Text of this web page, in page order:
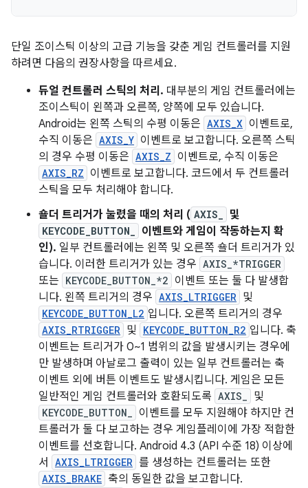
단일 조이스틱 이상의 고급 기능을 갖춘 게임 컨트롤러를 지원
하려면 다음의 권장사항을 따르세요.
듀얼 컨트롤러 스틱의 처리. 대부분의 게임 컨트롤러에는
조이스틱이 왼쪽과 오른쪽, 양쪽에 모두 있습니다.
Android는 왼쪽 스틱의 수평 이동은 AXIS_X 이벤트로,
수직 이동은 AXIS_Y 이벤트로 보고합니다. 오른쪽 스틱
의 경우 수평 이동은 AXIS_Z 이벤트로, 수직 이동은
AXIS_RZ 이벤트로 보고합니다. 코드에서 두 컨트롤러
스틱을 모두 처리해야 합니다.
숄더 트리거가 눌렸을 때의 처리 ( AXIS_ 및
KEYCODE_BUTTON_
이벤트와 게임이 작동하는지 확
인). 일부 컨트롤러에는 왼쪽 및 오른쪽 숄더 트리거가 있
습니다. 이러한 트리거가 있는 경우 AXIS_*TRIGGER
또는 KEYCODE_BUTTON_*2 이벤트 또는 둘 다 발생합
니다. 왼쪽 트리거의 경우 AXIS_LTRIGGER 및
KEYCODE_BUTTON_L2 입니다. 오른쪽 트리거의 경우
AXIS_RTRIGGER 및 KEYCODE_BUTTON_R2 입니다. 축
이벤트는 트리거가 0~1 범위의 값을 발생시키는 경우에
만 발생하며 아날로그 출력이 있는 일부 컨트롤러는 축
이벤트 외에 버튼 이벤트도 발생시킵니다. 게임은 모든
일반적인 게임 컨트롤러와 호환되도록 AXIS_ 및
KEYCODE_BUTTON_
이벤트를 모두 지원해야 하지만 컨
트롤러가 둘 다 보고하는 경우 게임플레이에 가장 적합한
이벤트를 선호합니다. Android 4.3 (API 수준 18) 이상에
서
AXIS_LTRIGGER 를 생성하는 컨트롤러는 또한
AXIS_BRAKE 축의 동일한 값을 보고합니다.